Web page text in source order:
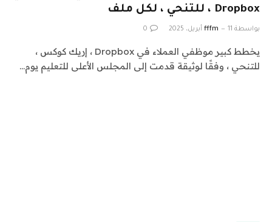
Dropbox ، للتنحي ، لكل ملف
بواسطة fffm 11 أبريل، 2025 0
يخطط كبير موظفي العملاء في Dropbox ، إريك كوكس ،
للتنحي ، وفقًا لوثيقة قدمت إلى المجلس الأعلى للتعليم يوم…